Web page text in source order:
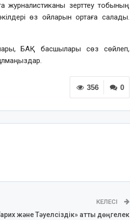
журналистиканы зерттеу тобының
өз ойларын ортаға салады.
БАҚ басшылары сөз сөйлеп,
0
356
КЕЛЕСІ
және Тәуелсіздік» атты дөңгелек